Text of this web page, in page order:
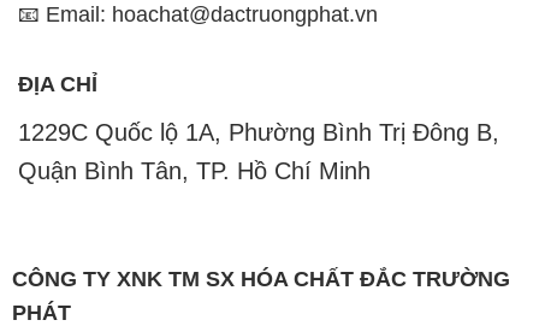
Quận Bình Tân, TP. Hồ Chí Minh
CÔNG TY XNK TM SX HÓA CHẤT ĐẮC TRƯỜNG
PHÁT
chuyên kinh doanh và phân phối các loại hóa chất
công nghiệp đa dạng, nhằm đáp ứng nhu cầu sử